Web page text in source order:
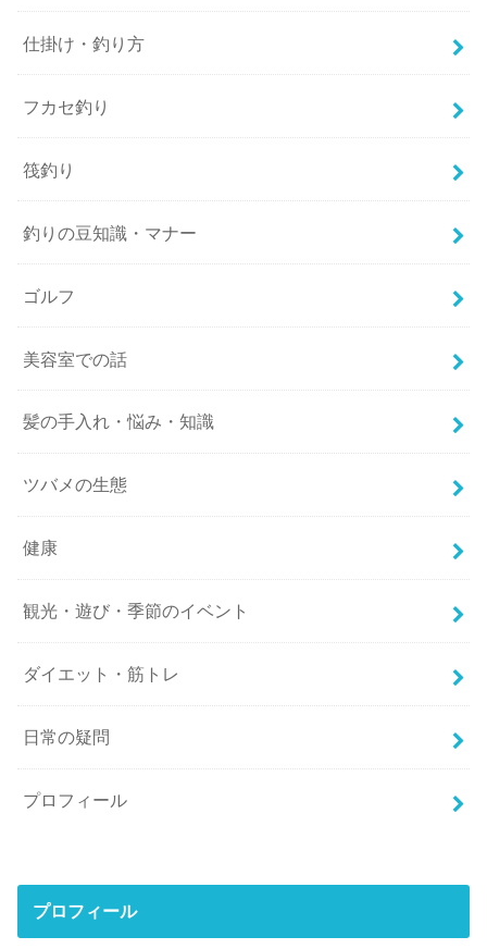
仕掛け・釣り方
フカセ釣り
筏釣り
釣りの豆知識・マナー
ゴルフ
美容室での話
髪の手入れ・悩み・知識
ツバメの生態
健康
観光・遊び・季節のイベント
ダイエット・筋トレ
日常の疑問
プロフィール
プロフィール